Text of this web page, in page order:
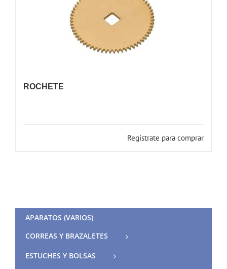
ROCHETE
Registrate para comprar
APARATOS (VARIOS)
CORREAS Y BRAZALETES
ESTUCHES Y BOLSAS